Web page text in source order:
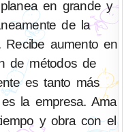
en grande y
de la
Recibe aumento en
de métodos de
es tanto más
la empresa. Ama
y obra con el